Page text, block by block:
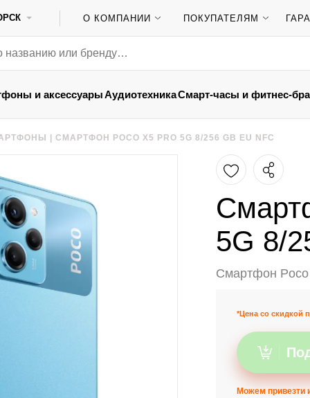
О КОМПАНИИ ПОКУПАТЕЛЯМ
и аксессуарыАудиотехникаСмарт-часы и фитнес-
|СМАРТФОН POCO X5 PRO 5G 8/256 GB EU NFC
5G 8/
Смартфон Poco
*Цена со скидкой
Можем привезти